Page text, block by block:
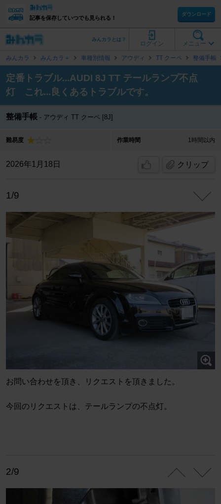
記事を保存していつでも見られる！
ダウンロード
メニュー
ログイン
みんカラとは？
みんカラ みんカラ＋ 車種別情報 アウディ TT クーペ 整備手帳
定番トラブル...AUDI 8J TT テールランプ不点
灯 これ...良くあるトラブルです。
整備手帳 アウディ TT クーペ [8J]
難易度 作業時間 1時間以内
2026年1月18日 クリップ
1/9
お問い合わせを頂き、リクエストを頂きました。
今回のリクエストは、テールランプの不点灯。
2/9